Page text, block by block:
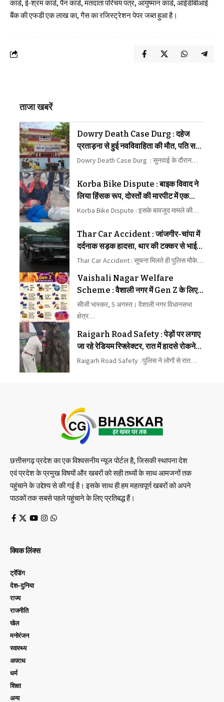
कार्ड, ई-श्रम कार्ड, पैन कार्ड, मतदाता परिचय पत्र, आयुष्मान कार्ड, आईडीबीआई
बैंक की एफडी एक लाख का, गैस का रजिस्ट्रेशन पेपर जब्त हुआ है।
ताजा खबरें
Dowry Death Case Durg : दहेज
प्रताड़ना से हुई नवविवाहिता की मौत, पति समेत
5 दोषियों को 10-10 साल की सजा
Dowry Death Case Durg : सुनवाई के दौरान…
Korba Bike Dispute : बाइक विवाद ने
लिया हिंसक रूप, दोस्तों की मारपीट में एक
घायल
Korba Bike Dispute : इसके बावजूद मामले की…
Thar Car Accident : जांजगीर-चांपा में
दर्दनाक सड़क हादसा, थार की टक्कर से भाई-
बहन की मौत
Thar Car Accident : सूचना मिलते ही पुलिस मौके…
Vaishali Nagar Welfare
Scheme : वैशाली नगर में Gen Z के लिए
10 अगस्त से 16 योजनाएं, 60 वर्ष तक के
नागरिकों के लिए भी नई योजना शुरू करेंगे
सीजी भास्कर, 5 अगस्त। वैशाली नगर विधानसभा
क्षेत्र…
Raigarh Road Safety : पेड़ों पर लगाए
जा रहे रेडियम रिफ्लेक्टर, रात में हादसे रोकने
का अभियान
Raigarh Road Safety :पुलिस ने लोगों से रात…
छत्तीसगढ़ प्रदेश का एक विश्वसनीय न्यूज पोर्टल है, जिसकी स्थापना देश
एवं प्रदेश के प्रमुख विषयों और खबरों को सही तथ्यों के साथ आमजनों तक
पहुंचाने के उद्देश्य से की गई है। इसके साथ ही हम महत्वपूर्ण खबरों को अपने
पाठकों तक सबसे पहले पहुंचाने के लिए प्रतिबद्ध हैं।
क्विक लिंक्स
ट्रेंडिंग
देश-दुनिया
राज्य
राजनीति
खेल
मनोरंजन
स्वास्थ्य
अपराध
धर्म
शिक्षा
अन्य